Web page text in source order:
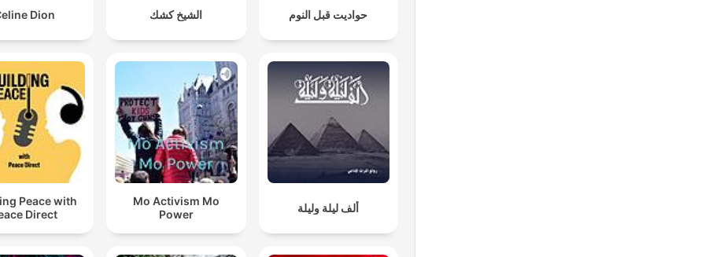
Dion الشيخ كشك حواديت قبل النوم
Peace with
Direct
Mo Activism Mo
Power
ألف ليلة وليلة